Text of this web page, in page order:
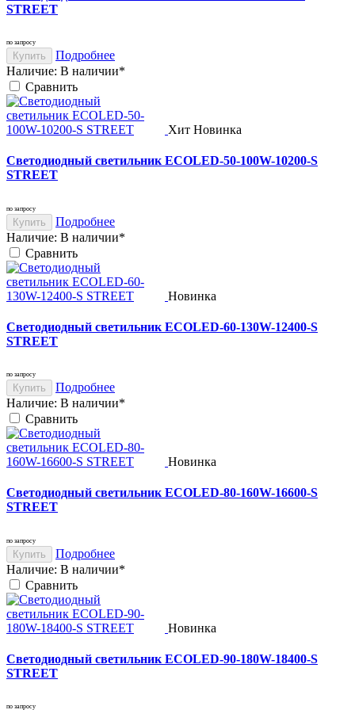
STREET
по запросу
Купить
Подробнее
Наличие: В наличии*
Cравнить
Хит Новинка
Светодиодный светильник ECOLED-50-100W-10200-S
STREET
по запросу
Купить
Подробнее
Наличие: В наличии*
Cравнить
Новинка
Светодиодный светильник ECOLED-60-130W-12400-S
STREET
по запросу
Купить
Подробнее
Наличие: В наличии*
Cравнить
Новинка
Светодиодный светильник ECOLED-80-160W-16600-S
STREET
по запросу
Купить
Подробнее
Наличие: В наличии*
Cравнить
Новинка
Светодиодный светильник ECOLED-90-180W-18400-S
STREET
по запросу